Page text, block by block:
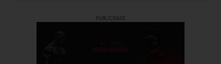
PUBLICIDADE